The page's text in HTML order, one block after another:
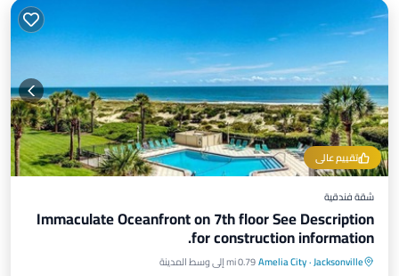
تقييم عالي
شقة فندقية
Immaculate Oceanfront on 7th floor See Description
for construction information.
Jacksonville
·
Amelia City0.79 mi إلى وسط المدينةموقف سيارات مسبح
إطلالة على المحيط